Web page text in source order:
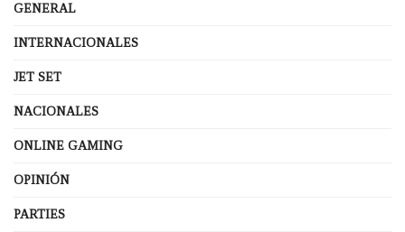
GENERAL
INTERNACIONALES
JET SET
NACIONALES
ONLINE GAMING
OPINIÓN
PARTIES